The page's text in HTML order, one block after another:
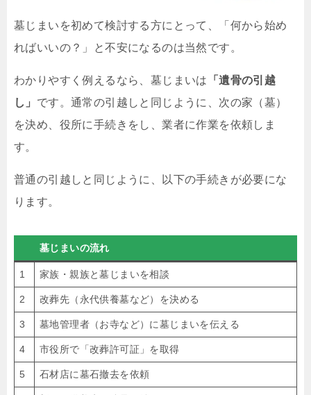
墓じまいを初めて検討する方にとって、「何から始め
ればいいの？」と不安になるのは当然です。
わかりやすく例えるなら、墓じまいは
「遺骨の引越
し」 です。通常の引越しと同じように、次の家（墓）
を決め、役所に手続きをし、業者に作業を依頼しま
す。
普通の引越しと同じように、以下の手続きが必要にな
ります。
墓じまいの流れ
1 家族・親族と墓じまいを相談
2 改葬先（永代供養墓など）を決める
3 墓地管理者（お寺など）に墓じまいを伝える
4 市役所で「改葬許可証」を取得
5 石材店に墓石撤去を依頼